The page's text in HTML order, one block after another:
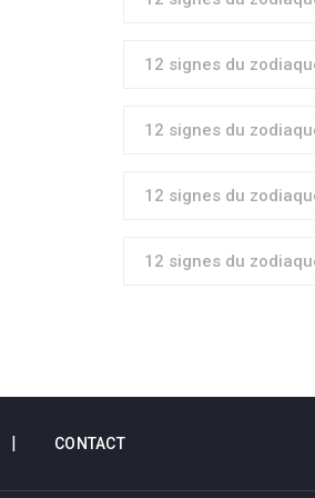
12 signes du
12 signes du
12 signes du
12 signes du
CONTACT